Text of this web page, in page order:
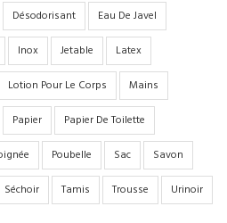
Désodorisant
Eau De Javel
Inox Jetable
Latex
Lotion Pour Le Corps
Mains
Papier
Papier De Toilette
Poubelle Sac
Savon
Séchoir Tamis Trousse
Urinoir